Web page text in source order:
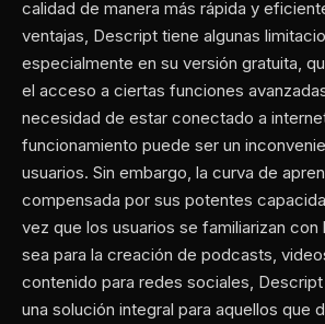
calidad de manera más rápida y
ventajas, Descript tiene algunas
especialmente en su versión gratuita,
el acceso a ciertas funciones
necesidad de estar conectado a
funcionamiento puede ser un
usuarios. Sin embargo, la curva de
compensada por sus potentes
vez que los usuarios se familiarizan con
sea para la creación de podcasts,
contenido para redes sociales,
una solución integral para aquellos que